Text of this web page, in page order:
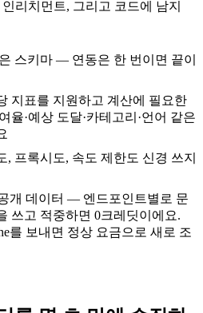
리치먼트, 그리고 코드에 남지
스키마 — 연동은 한 번이면 끝이
지표를 지원하고 계산에 필요한
율·예상 도달·카테고리·언어 같은
, 프록시도, 속도 제한도 신경 쓰지
개 데이터 — 엔드포인트별로 문
쓰고 적중하면 0크레딧이에요.
를 보내면 정상 요금으로 새로 조